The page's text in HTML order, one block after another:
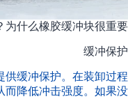
为什么橡胶缓冲块很重要？
缓冲保护
供缓冲保护。在装卸过程
而降低冲击强度。如果没